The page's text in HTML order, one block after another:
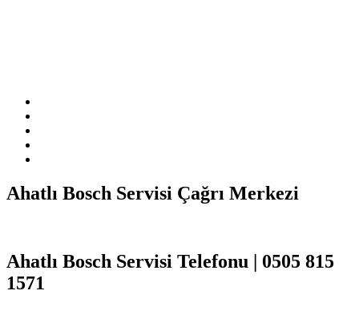
Ahatlı Bosch Servisi Çağrı Merkezi
Ahatlı Bosch Servisi Telefonu | 0505 815
1571